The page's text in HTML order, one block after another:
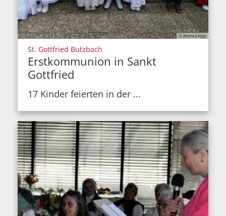
© Andrea Kipp
St. Gottfried Butzbach
Erstkommunion in Sankt
Gottfried
17 Kinder feierten in der ...